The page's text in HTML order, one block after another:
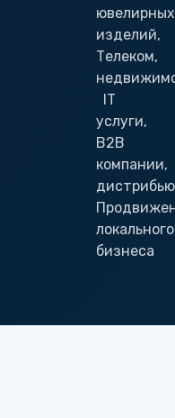
ювелирных
изделий,
Телеком,
IT
услуги,
B2B
компании,
локального
бизнеса